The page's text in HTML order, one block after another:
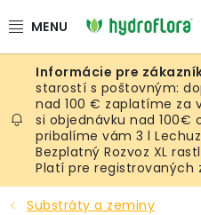
na
RASTLINY
UMELÉ RASTLINY
KVETINÁČE
starostí s poštovným:
nad 100 € zaplatíme za
si objednávku nad 100€
pribalíme vám 3 l
Bezplatný Rozvoz XL
Platí pre registrovaných
Substráty a zeminy